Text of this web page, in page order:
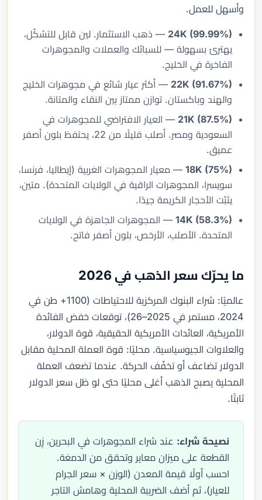
وأسهل للعمل.
24K (99.99%) — ذهب الاستثمار. لين قابل للتشكّل،
يهترئ بسهولة — للسبائك والعملات والمجوهرات
الفاخرة في الخليج.
22K (91.67%) — أكثر عيار شائع في مجوهرات الخليج
والهند وباكستان. توازن ممتاز بين النقاء والمتانة.
21K (87.5%) — العيار الافتراضي للمجوهرات في
السعودية ومصر. أصلب قليلًا من 22، يحتفظ بلون أصفر
عميق.
18K (75%) — معيار المجوهرات الغربية (إيطاليا، فرنسا،
سويسرا، المجوهرات الراقية في الولايات المتحدة). متين،
يثبّت الأحجار الكريمة جيدًا.
14K (58.3%) — المجوهرات الجاهزة في الولايات
المتحدة. الأصلب، الأرخص، بلون أصفر فاتح.
ما يحرّك سعر الذهب في 2026
عالميًا: شراء البنوك المركزية للاحتياطات (1100+ طن في
2024، مستمر في 2025–26)، توقعات خفض الفائدة
الأمريكية، العائدات الأمريكية الحقيقية، قوة الدولار،
والعلاوات الجيوسياسية. محليًا: قوة العملة المحلية مقابل
الدولار تضاعف أو تخفّف الحركة. عندما تضعف العملة
المحلية يصبح الذهب أغلى محليًا حتى لو ظل سعر الدولار
ثابتًا.
نصيحة شراء: عند شراء المجوهرات في البحرين، زِن
القطعة على ميزان معاير وتحقق من الدمغة.
احسب أولًا قيمة المعدن (الوزن × سعر الجرام
للعيار)، ثم أضف الضريبة المحلية وهامش التاجر